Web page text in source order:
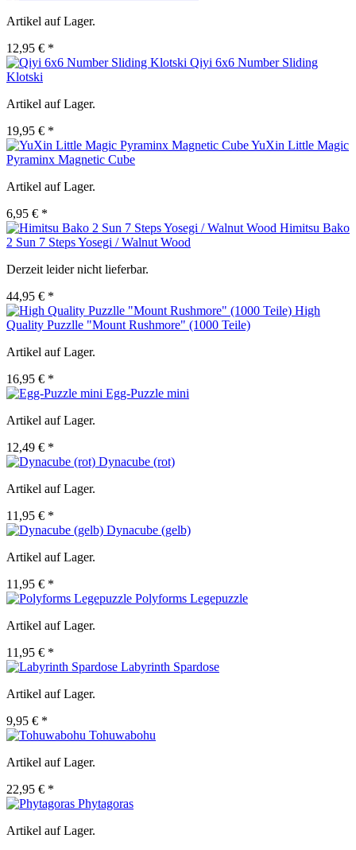
Artikel auf Lager.
12,95 € *
Qiyi 6x6 Number Sliding
Klotski
Artikel auf Lager.
19,95 € *
YuXin Little Magic
Pyraminx Magnetic Cube
Artikel auf Lager.
6,95 € *
Himitsu Bako
2 Sun 7 Steps Yosegi / Walnut Wood
Derzeit leider nicht lieferbar.
44,95 € *
High
Quality Puzzlle "Mount Rushmore" (1000 Teile)
Artikel auf Lager.
16,95 € *
Egg-Puzzle mini
Artikel auf Lager.
12,49 € *
Dynacube (rot)
Artikel auf Lager.
11,95 € *
Dynacube (gelb)
Artikel auf Lager.
11,95 € *
Polyforms Legepuzzle
Artikel auf Lager.
11,95 € *
Labyrinth Spardose
Artikel auf Lager.
9,95 € *
Tohuwabohu
Artikel auf Lager.
22,95 € *
Phytagoras
Artikel auf Lager.